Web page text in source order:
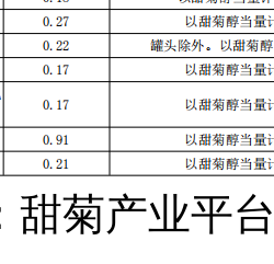
甜菊产业平